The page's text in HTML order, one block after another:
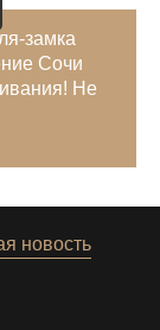
замка
Сочи
Не
новость